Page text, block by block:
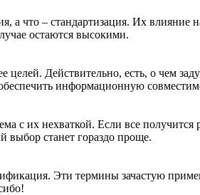
а что – стандартизация. Их
остаются высокими.
Действительно, есть, о чем
информационную
с их нехваткой. Если все
выбор станет гораздо проще.
Эти термины зачастую